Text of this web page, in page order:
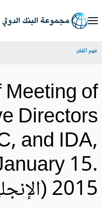
الفقر
Meeting
and
(الإنجليزية)